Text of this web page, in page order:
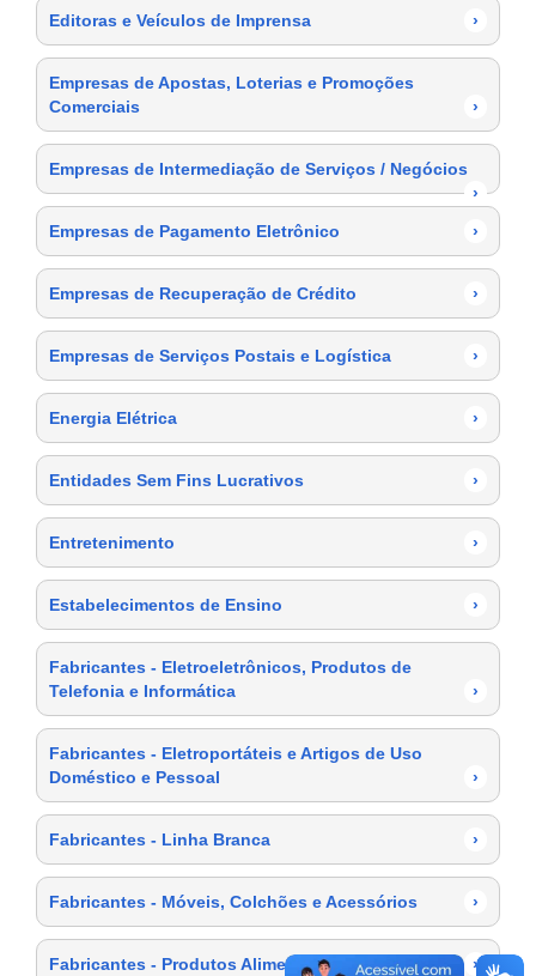
Editoras e Veículos de Imprensa ›
Empresas de Apostas, Loterias e Promoções
Comerciais
›
Empresas de Intermediação de Serviços / Negócios
›
Empresas de Pagamento Eletrônico
›
Empresas de Recuperação de Crédito ›
Empresas de Serviços Postais e Logística ›
Energia Elétrica ›
Entidades Sem Fins Lucrativos ›
Entretenimento ›
Estabelecimentos de Ensino ›
Fabricantes - Eletroeletrônicos, Produtos de
Telefonia e Informática
›
Fabricantes - Eletroportáteis e Artigos de Uso
Doméstico e Pessoal
›
Fabricantes - Linha Branca ›
Fabricantes - Móveis, Colchões e Acessórios ›
Fabricantes - Produtos Alimentícios ›